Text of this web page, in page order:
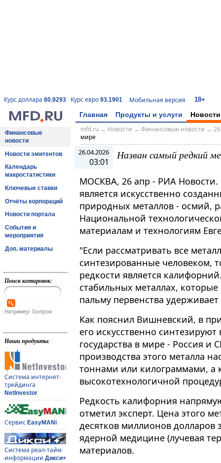
Курс доллара 80.9293 Курс евро 93.1901 Мобильная версия 18+
Главная Продукты и услуги Новости
Финансовые
новости
Новости эмитентов
Календарь
макростатистики
Ключевые ставки
Отчёты корпораций
Новости портала
События и
мероприятия
Доп. материалы
Поиск котировок:
Например: Газпром
Наши продукты:
Система интернет-
трейдинга
NetInvestor
Сервис EasyMANi
Система реал-тайм
информации Дикси+
mfd.ru→ Новости → Финансовые новости →
мире
26.04.2026
03:01
Назван самый редкий
МОСКВА, 26 апр - РИА
является искусственно
природных металлов - осмий,
Национальной
материалам и технологиям
"Если рассматривать все
синтезированные человеком,
редкости является
стабильных металлах,
пальму первенства
Как пояснил Вишневский, в
его искусственно
государства в мире - Россия
производства этого металла
тоннами или килограммами, а
высокотехнологичной
Редкость калифорния
отметил эксперт. Цена этого
десятков миллионов
ядерной медицине (лучевая
материалов.